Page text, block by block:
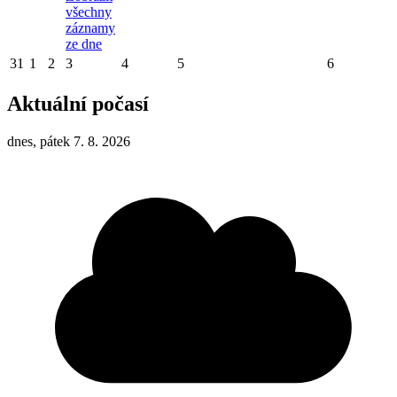
všechny
záznamy
ze dne
31 1 2 3 4 5 6
Aktuální počasí
dnes, pátek 7. 8. 2026